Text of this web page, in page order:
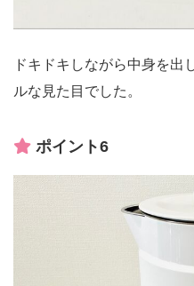
ドキドキしながら中身を出
ルな見た目でした。
ポイント6